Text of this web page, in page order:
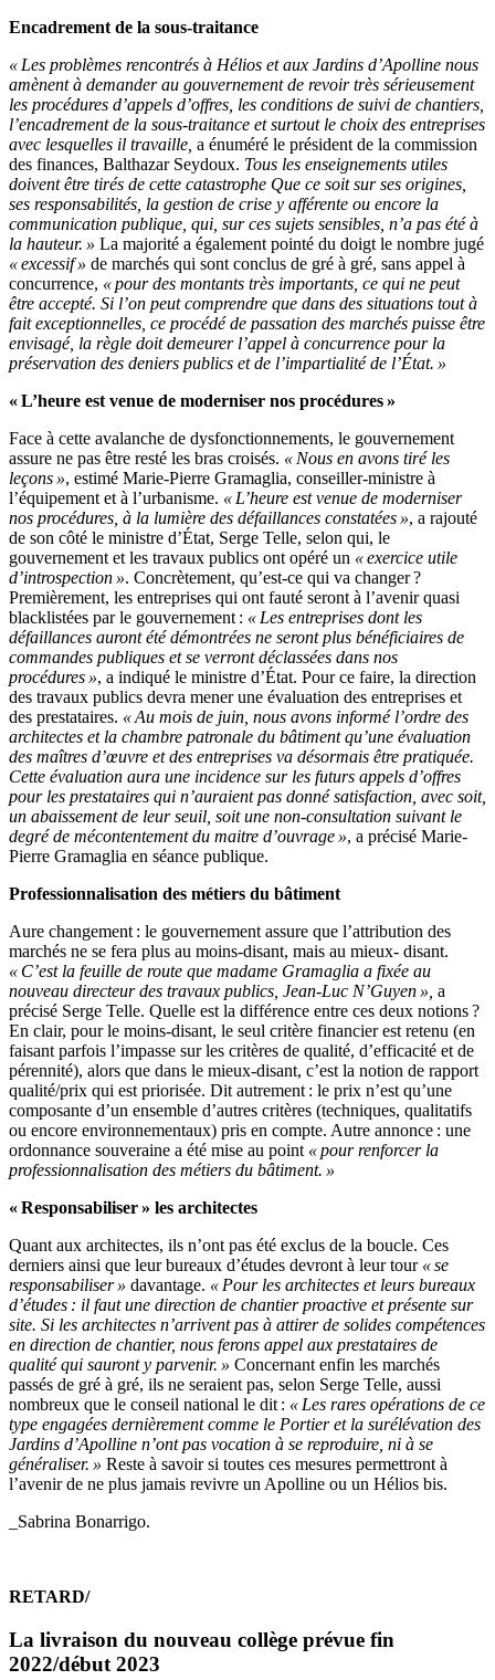
Encadrement de la sous-traitance
« Les problèmes rencontrés à Hélios et aux Jardins d’Apolline nous
amènent à demander au gouvernement de revoir très sérieusement
les procédures d’appels d’offres, les conditions de suivi de chantiers,
l’encadrement de la sous-traitance et surtout le choix des entreprises
avec lesquelles il travaille, a énuméré le président de la commission
des finances, Balthazar Seydoux. Tous les enseignements utiles
doivent être tirés de cette catastrophe Que ce soit sur ses origines,
ses responsabilités, la gestion de crise y afférente ou encore la
communication publique, qui, sur ces sujets sensibles, n’a pas été à
la hauteur. » La majorité a également pointé du doigt le nombre jugé
« excessif » de marchés qui sont conclus de gré à gré, sans appel à
concurrence, « pour des montants très importants, ce qui ne peut
être accepté. Si l’on peut comprendre que dans des situations tout à
fait exceptionnelles, ce procédé de passation des marchés puisse être
envisagé, la règle doit demeurer l’appel à concurrence pour la
préservation des deniers publics et de l’impartialité de l’État. »
« L’heure est venue de moderniser nos procédures »
Face à cette avalanche de dysfonctionnements, le gouvernement
assure ne pas être resté les bras croisés. « Nous en avons tiré les
leçons », estimé Marie-Pierre Gramaglia, conseiller-ministre à
l’équipement et à l’urbanisme. « L’heure est venue de moderniser
nos procédures, à la lumière des défaillances constatées », a rajouté
de son côté le ministre d’État, Serge Telle, selon qui, le
gouvernement et les travaux publics ont opéré un « exercice utile
d’introspection ». Concrètement, qu’est-ce qui va changer ?
Premièrement, les entreprises qui ont fauté seront à l’avenir quasi
blacklistées par le gouvernement : « Les entreprises dont les
défaillances auront été démontrées ne seront plus bénéficiaires de
commandes publiques et se verront déclassées dans nos
procédures », a indiqué le ministre d’État. Pour ce faire, la direction
des travaux publics devra mener une évaluation des entreprises et
des prestataires. « Au mois de juin, nous avons informé l’ordre des
architectes et la chambre patronale du bâtiment qu’une évaluation
des maîtres d’œuvre et des entreprises va désormais être pratiquée.
Cette évaluation aura une incidence sur les futurs appels d’offres
pour les prestataires qui n’auraient pas donné satisfaction, avec soit,
un abaissement de leur seuil, soit une non-consultation suivant le
degré de mécontentement du maitre d’ouvrage », a précisé Marie-
Pierre Gramaglia en séance publique.
Professionnalisation des métiers du bâtiment
Aure changement : le gouvernement assure que l’attribution des
marchés ne se fera plus au moins-disant, mais au mieux- disant.
« C’est la feuille de route que madame Gramaglia a fixée au
nouveau directeur des travaux publics, Jean-Luc N’Guyen », a
précisé Serge Telle. Quelle est la différence entre ces deux notions ?
En clair, pour le moins-disant, le seul critère financier est retenu (en
faisant parfois l’impasse sur les critères de qualité, d’efficacité et de
pérennité), alors que dans le mieux-disant, c’est la notion de rapport
qualité/prix qui est priorisée. Dit autrement : le prix n’est qu’une
composante d’un ensemble d’autres critères (techniques, qualitatifs
ou encore environnementaux) pris en compte. Autre annonce : une
ordonnance souveraine a été mise au point « pour renforcer la
professionnalisation des métiers du bâtiment. »
« Responsabiliser » les architectes
Quant aux architectes, ils n’ont pas été exclus de la boucle. Ces
derniers ainsi que leur bureaux d’études devront à leur tour « se
responsabiliser » davantage. « Pour les architectes et leurs bureaux
d’études : il faut une direction de chantier proactive et présente sur
site. Si les architectes n’arrivent pas à attirer de solides compétences
en direction de chantier, nous ferons appel aux prestataires de
qualité qui sauront y parvenir. » Concernant enfin les marchés
passés de gré à gré, ils ne seraient pas, selon Serge Telle, aussi
nombreux que le conseil national le dit : « Les rares opérations de ce
type engagées dernièrement comme le Portier et la surélévation des
Jardins d’Apolline n’ont pas vocation à se reproduire, ni à se
généraliser. » Reste à savoir si toutes ces mesures permettront à
l’avenir de ne plus jamais revivre un Apolline ou un Hélios bis.
_Sabrina Bonarrigo.
RETARD/
La livraison du nouveau collège prévue fin
2022/début 2023